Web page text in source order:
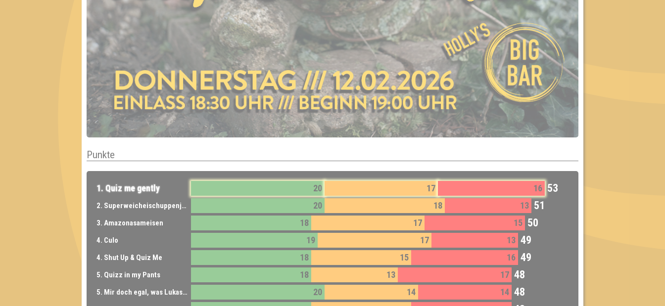
Punkte
1. Quiz me gently 20 17 16 53
2. Superweicheischuppenjunior 20 18 13 51
3. Amazonasameisen 18 17 15 50
4. Culo 19 17 13 49
4. Shut Up & Quiz Me 18 15 16 49
5. Quizz in my Pants 18 13 17 48
5. Mir doch egal, was Lukas sagt 20 14 14 48